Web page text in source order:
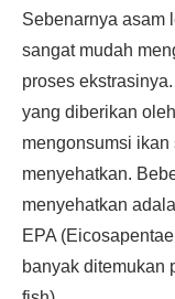
Sebenarnya asam
sangat mudah
proses
yang diberikan
mengonsumsi
menyehatkan.
menyehatkan
EPA
banyak ditemukan